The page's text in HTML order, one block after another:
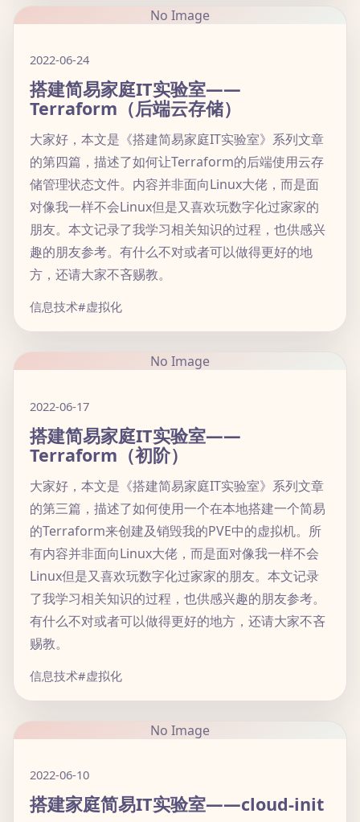
No Image
2022-06-24
搭建简易家庭IT实验室——
Terraform（后端云存储）
大家好，本文是《搭建简易家庭IT实验室》系列文章
的第四篇，描述了如何让Terraform的后端使用云存
储管理状态文件。内容并非面向Linux大佬，而是面
对像我一样不会Linux但是又喜欢玩数字化过家家的
朋友。本文记录了我学习相关知识的过程，也供感兴
趣的朋友参考。有什么不对或者可以做得更好的地
方，还请大家不吝赐教。
信息技术#虚拟化
No Image
2022-06-17
搭建简易家庭IT实验室——
Terraform（初阶）
大家好，本文是《搭建简易家庭IT实验室》系列文章
的第三篇，描述了如何使用一个在本地搭建一个简易
的Terraform来创建及销毁我的PVE中的虚拟机。所
有内容并非面向Linux大佬，而是面对像我一样不会
Linux但是又喜欢玩数字化过家家的朋友。本文记录
了我学习相关知识的过程，也供感兴趣的朋友参考。
有什么不对或者可以做得更好的地方，还请大家不吝
赐教。
信息技术#虚拟化
No Image
2022-06-10
搭建家庭简易IT实验室——cloud-init